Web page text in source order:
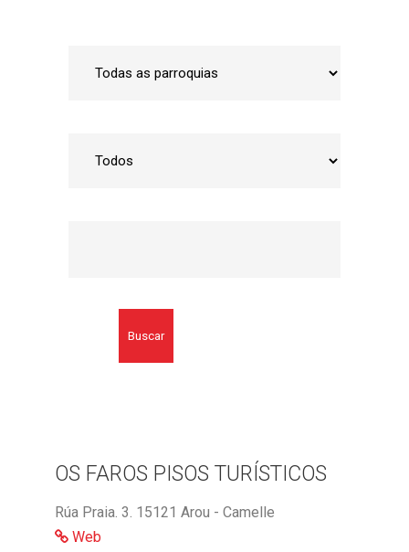
Buscar
OS FAROS PISOS TURÍSTICOS
Rúa Praia. 3. 15121 Arou - Camelle
Web